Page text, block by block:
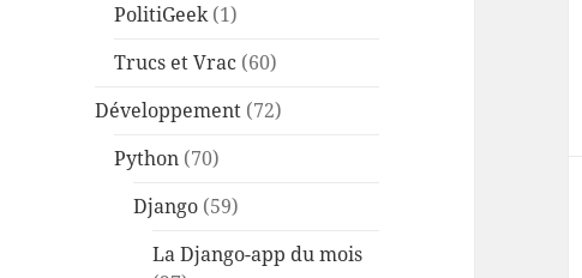
PolitiGeek(1)
Trucs et Vrac (60)
Développement (72)
Python (70)
Django (59)
La Django-app du mois